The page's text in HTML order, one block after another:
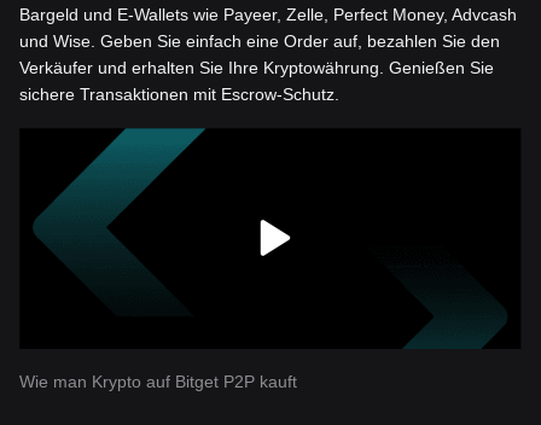
Bargeld und E-Wallets wie Payeer, Zelle, Perfect Money, Advcash
und Wise. Geben Sie einfach eine Order auf, bezahlen Sie den
Verkäufer und erhalten Sie Ihre Kryptowährung. Genießen Sie
sichere Transaktionen mit Escrow-Schutz.
Wie man Krypto auf Bitget P2P kauft